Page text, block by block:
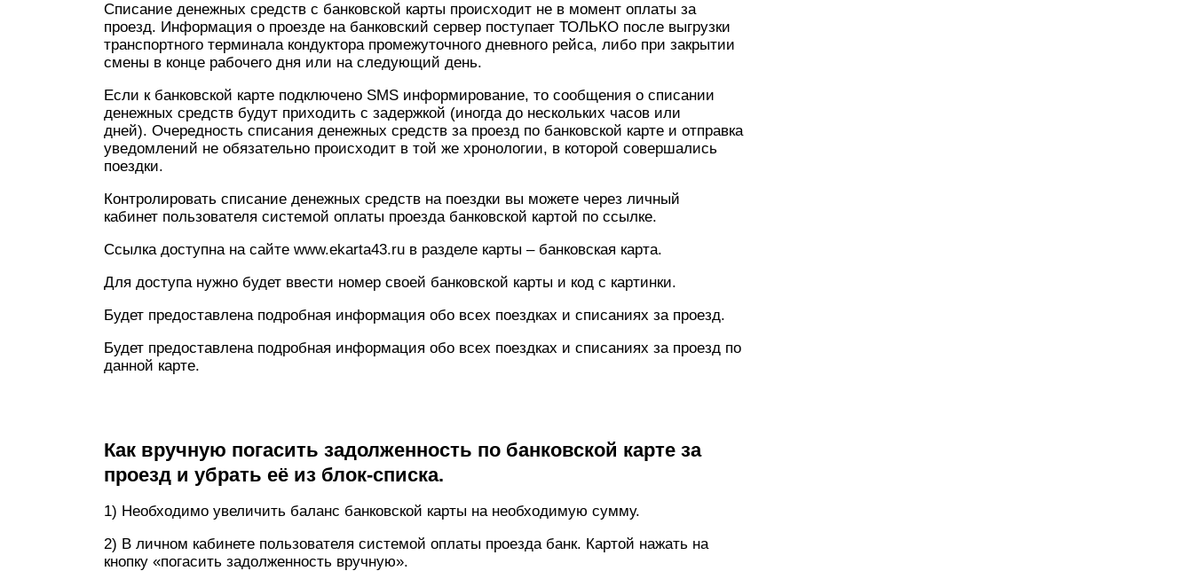
Cписание денежных средств с банковской карты происходит не в момент оплаты за
проезд. Информация о проезде на банковский сервер поступает ТОЛЬКО после выгрузки
транспортного терминала кондуктора промежуточного дневного рейса, либо при закрытии
смены в конце рабочего дня или на следующий день.
Если к банковской карте подключено SMS информирование, то сообщения о списании
денежных средств будут приходить с задержкой (иногда до нескольких часов или
дней). Очередность списания денежных средств за проезд по банковской карте и отправка
уведомлений не обязательно происходит в той же хронологии, в которой совершались
поездки.
Контролировать списание денежных средств на поездки вы можете через личный
кабинет пользователя системой оплаты проезда банковской картой по ссылке.
Ссылка доступна на сайте www.ekarta43.ru в разделе карты – банковская карта.
Для доступа нужно будет ввести номер своей банковской карты и код с картинки.
Будет предоставлена подробная информация обо всех поездках и списаниях за проезд.
Будет предоставлена подробная информация обо всех поездках и списаниях за проезд по
данной карте.
Как вручную погасить задолженность по банковской карте за
проезд и убрать её из блок-списка.
1) Необходимо увеличить баланс банковской карты на необходимую сумму.
2) В личном кабинете пользователя системой оплаты проезда банк. Картой нажать на
кнопку «погасить задолженность вручную».